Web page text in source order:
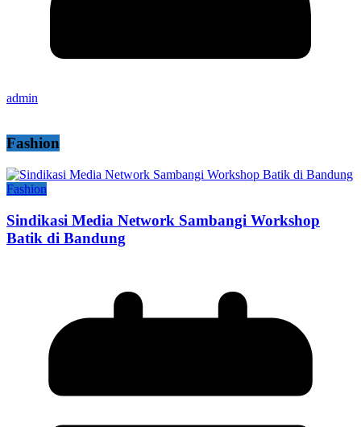
admin
Fashion
Fashion
Sindikasi Media Network Sambangi Workshop
Batik di Bandung